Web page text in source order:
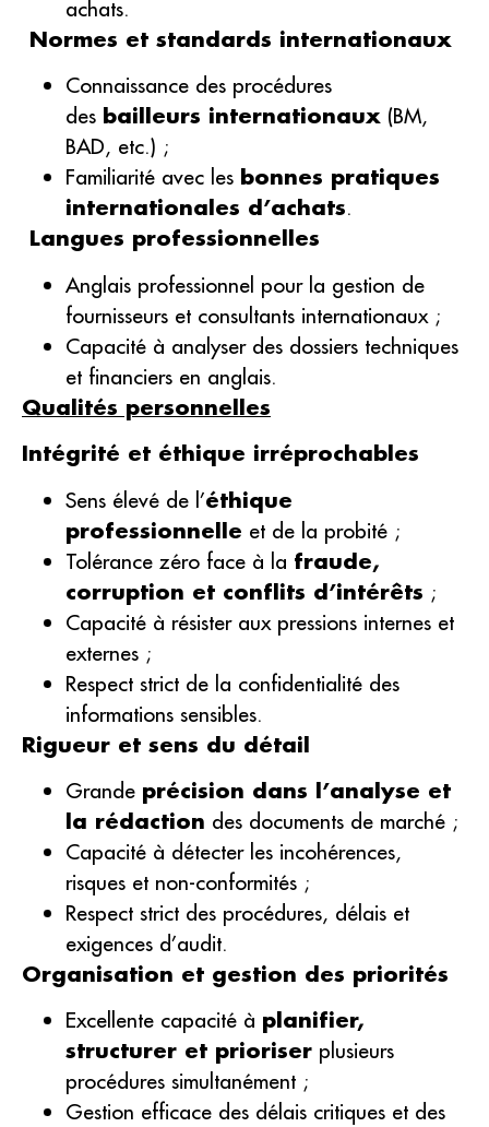
achats.
Normes et standards internationaux
Connaissance des procédures
des bailleurs internationaux (BM,
BAD, etc.) ;
Familiarité avec les bonnes pratiques
internationales d’achats.
Langues professionnelles
Anglais professionnel pour la gestion de
fournisseurs et consultants internationaux ;
Capacité à analyser des dossiers techniques
et financiers en anglais.
Qualités personnelles
Intégrité et éthique irréprochables
Sens élevé de l’éthique
professionnelle et de la probité ;
Tolérance zéro face à la fraude,
corruption et conflits d’intérêts ;
Capacité à résister aux pressions internes et
externes ;
Respect strict de la confidentialité des
informations sensibles.
Rigueur et sens du détail
Grande précision dans l’analyse et
la rédaction des documents de marché ;
Capacité à détecter les incohérences,
risques et non-conformités ;
Respect strict des procédures, délais et
exigences d’audit.
Organisation et gestion des priorités
Excellente capacité à planifier,
structurer et prioriser plusieurs
procédures simultanément ;
Gestion efficace des délais critiques et des